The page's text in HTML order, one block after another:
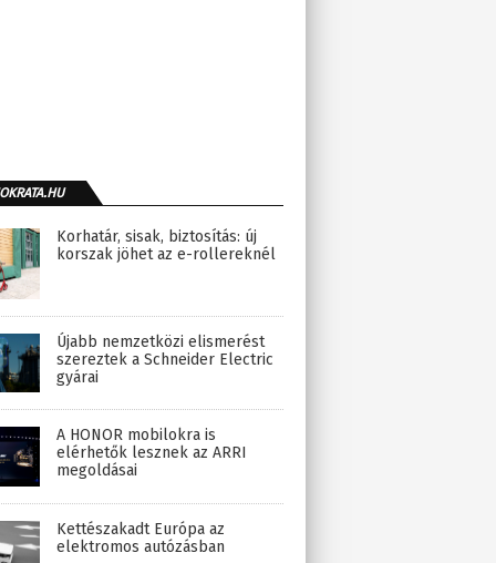
Korhatár, sisak, biztosítás: új
korszak jöhet az e-rollereknél
Újabb nemzetközi elismerést
szereztek a Schneider Electric
gyárai
A HONOR mobilokra is
elérhetők lesznek az ARRI
megoldásai
Kettészakadt Európa az
elektromos autózásban